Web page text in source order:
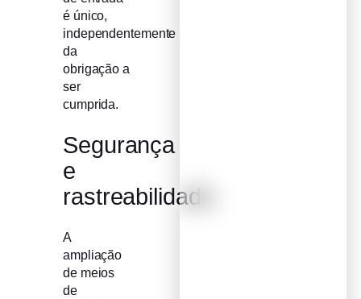
é único,
independentemente
da
obrigação a
ser
cumprida.
Segurança
e
rastreabilidade
A
ampliação
de meios
de